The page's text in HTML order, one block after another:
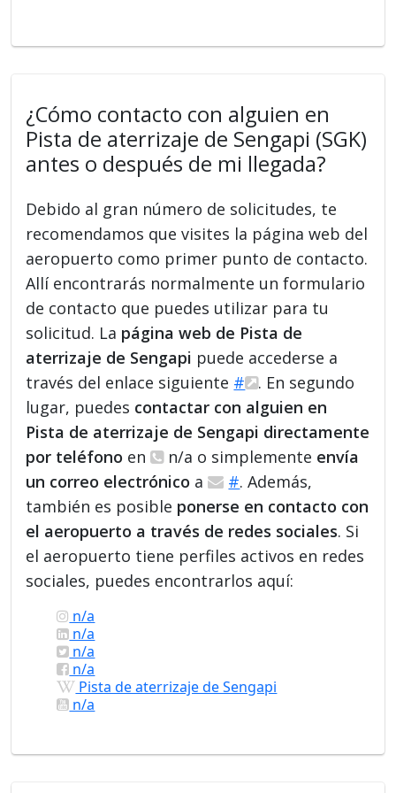
¿Cómo contacto con alguien en
Pista de aterrizaje de Sengapi (SGK)
antes o después de mi llegada?
Debido al gran número de solicitudes, te
recomendamos que visites la página web del
aeropuerto como primer punto de contacto.
Allí encontrarás normalmente un formulario
de contacto que puedes utilizar para tu
solicitud. La página web de Pista de
aterrizaje de Sengapi puede accederse a
través del enlace siguiente #
. En segundo
lugar, puedes contactar con alguien en
Pista de aterrizaje de Sengapi directamente
por teléfono en n/a o simplemente envía
un correo electrónico a #. Además,
también es posible ponerse en contacto con
el aeropuerto a través de redes sociales. Si
el aeropuerto tiene perfiles activos en redes
sociales, puedes encontrarlos aquí:
n/a
n/a
n/a
n/a
Pista de aterrizaje de Sengapi
n/a